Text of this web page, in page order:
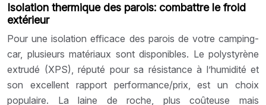
Isolation thermique des parois: combattre le froid
extérieur
Pour une isolation efficace des parois de votre camping-
car, plusieurs matériaux sont disponibles. Le polystyrène
extrudé (XPS), réputé pour sa résistance à l’humidité et
son excellent rapport performance/prix, est un choix
populaire. La laine de roche, plus coûteuse mais